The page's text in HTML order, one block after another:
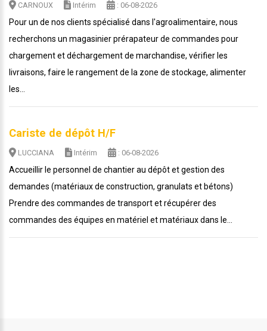
CARNOUX Intérim : 06-08-2026
Pour un de nos clients spécialisé dans l'agroalimentaire, nous
recherchons un magasinier prérapateur de commandes pour
chargement et déchargement de marchandise, vérifier les
livraisons, faire le rangement de la zone de stockage, alimenter
les...
Cariste de dépôt H/F
LUCCIANA Intérim : 06-08-2026
Accueillir le personnel de chantier au dépôt et gestion des
demandes (matériaux de construction, granulats et bétons)
Prendre des commandes de transport et récupérer des
commandes des équipes en matériel et matériaux dans le...